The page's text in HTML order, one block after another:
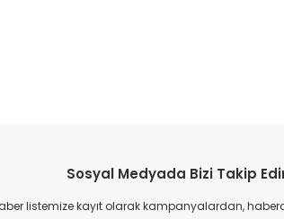
Sosyal Medyada Bizi Takip
listemize kayıt olarak kampanyalardan,